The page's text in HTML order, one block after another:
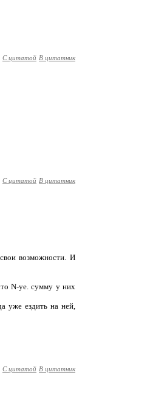
С цитатой В цитатник
С цитатой В цитатник
возможности. И
N-ye. сумму у них
уже ездить на ней,
С цитатой В цитатник